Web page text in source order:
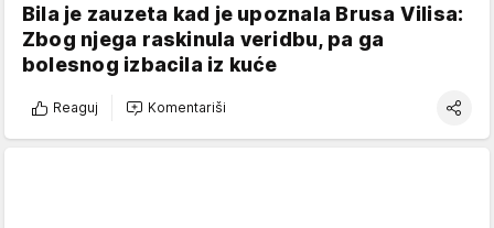
Bila je zauzeta kad je upoznala Brusa Vilisa:
Zbog njega raskinula veridbu, pa ga
bolesnog izbacila iz kuće
Reaguj Komentariši